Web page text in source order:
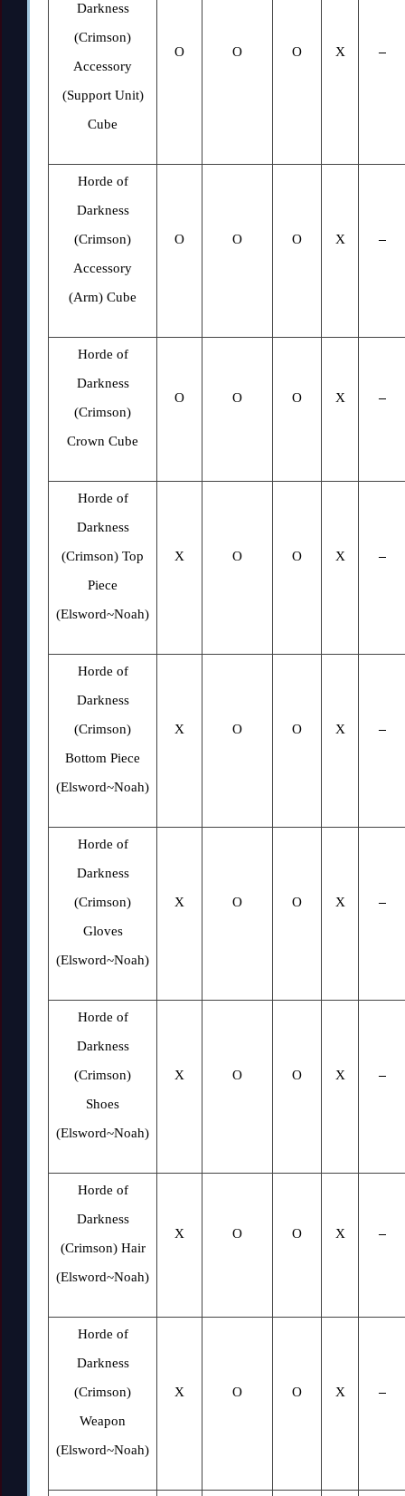
Darkness
(Crimson)
Accessory
(Support Unit)
Cube
O O O X –
Horde of
Darkness
(Crimson)
Accessory
(Arm) Cube
O O O X –
Horde of
Darkness
(Crimson)
Crown Cube
O O O X –
Horde of
Darkness
(Crimson) Top
Piece
(Elsword~Noah)
X O O X –
Horde of
Darkness
(Crimson)
Bottom Piece
(Elsword~Noah)
X O O X –
Horde of
Darkness
(Crimson)
Gloves
(Elsword~Noah)
X O O X –
Horde of
Darkness
(Crimson)
Shoes
(Elsword~Noah)
X O O X –
Horde of
Darkness
(Crimson) Hair
(Elsword~Noah)
X O O X –
Horde of
Darkness
(Crimson)
Weapon
(Elsword~Noah)
X O O X –